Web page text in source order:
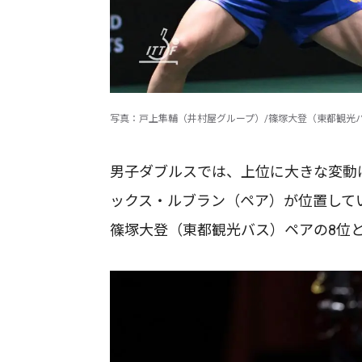
写真：戸上隼輔（井村屋グループ）/篠塚大登（東都観光
男子ダブルスでは、上位に大きな変
ックス・ルブラン（ペア）が位置し
篠塚大登（東都観光バス）ペアの8位